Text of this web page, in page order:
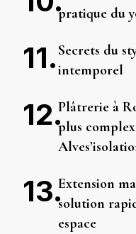
pratique du
Secrets du
intemporel
Plâtrerie à
plus
Extension
solution
espace